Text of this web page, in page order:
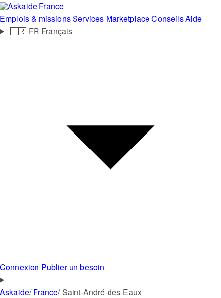
France
Emplois & missionsServices MarketplaceConseilsAide
🇫🇷 FR Français
Connexion Publier un besoin
Askaide/ France/Saint-André-des-Eaux